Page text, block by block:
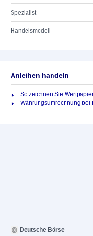
Spezialist
Handelsmodell
Anleihen handeln
So zeichnen Sie
Währungsumrechnung bei
Deutsche Börse